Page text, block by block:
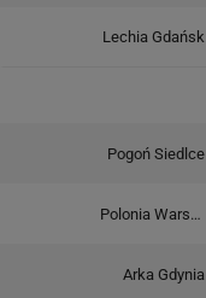
Lechia Gdańsk
Pogoń Siedlce
Polonia Warszawa
Arka Gdynia